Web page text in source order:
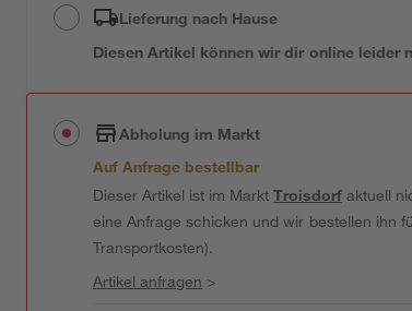
Lieferung nach Hause
Diesen Artikel können wir dir online leider
Abholung im Markt
Auf Anfrage bestellbar
Dieser Artikel ist im MarktTroisdorfaktuell
eine Anfrage schicken und wir bestellen ihn
Transportkosten).
Artikel anfragen >